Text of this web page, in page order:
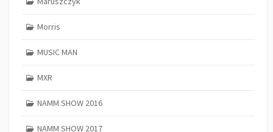
Morris
MUSIC MAN
MXR
NAMM SHOW 2016
NAMM SHOW 2017